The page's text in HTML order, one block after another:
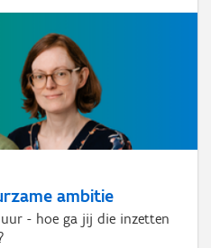
ambitie
- hoe ga jij die inzetten